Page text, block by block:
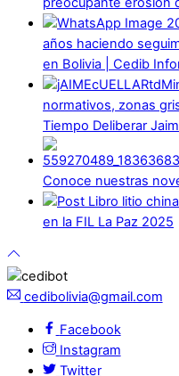
años haciendo
en Bolivia | Cedib
normativos, zonas
Tiempo Deliberar
Conoce nuestras
en la FIL La Paz 2025
cedibolivia@gmail.com
Facebook
Instagram
Twitter